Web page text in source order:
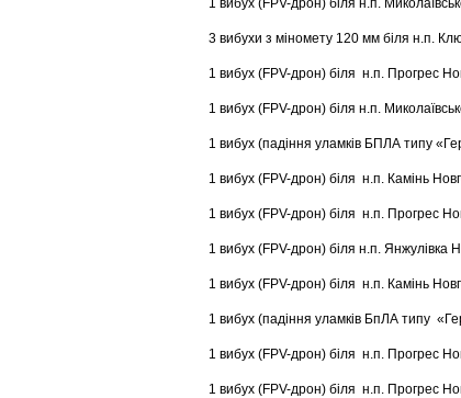
1 вибух (FPV-дрон) біля н.п.
3 вибухи з міномету 120 мм біля н.п.
1 вибух (FPV-дрон) біля н.п. Прогрес
1 вибух (FPV-дрон) біля н.п.
1 вибух (падіння уламків БПЛА типу
1 вибух (FPV-дрон) біля н.п. Камінь
1 вибух (FPV-дрон) біля н.п. Прогрес
1 вибух (FPV-дрон) біля н.п. Янжулівка
1 вибух (FPV-дрон) біля н.п. Камінь
1 вибух (падіння уламків БпЛА типу
1 вибух (FPV-дрон) біля н.п. Прогрес
1 вибух (FPV-дрон) біля н.п. Прогрес